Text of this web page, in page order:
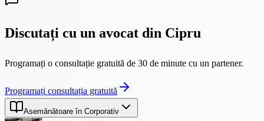
Discutați cu un avocat din Cipru
Programați o consultație gratuită de 30 de minute cu un partener.
Programați consultația gratuită
Asemănătoare în Corporativ